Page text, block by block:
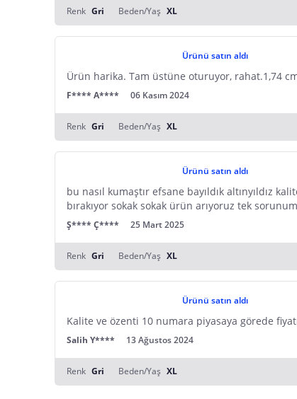
Renk Gri Beden/Yaş XL
Ürünü satın aldı
Ürün harika. Tam üstüne oturuyor, rahat.1,74
F**** A**** 06 Kasım 2024
Renk Gri Beden/Yaş XL
Ürünü satın aldı
bu nasıl kumaştır efsane bayıldık altınyıldız
bırakıyor sokak sokak ürün arıyoruz tek
Ş**** Ç**** 25 Mart 2025
Renk Gri Beden/Yaş XL
Ürünü satın aldı
Kalite ve özenti 10 numara piyasaya görede
Salih Y**** 13 Ağustos 2024
Renk Gri Beden/Yaş XL